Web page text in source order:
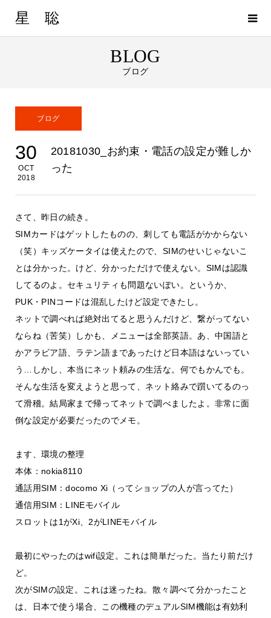
星 聡
BLOG
ブログ
ブログ
30
OCT
2018
20181030_お約束・電話の設定が難しか
った
さて、昨日の続き。
SIMカードはゲットしたものの、刺しても電話がかからない
（笑）キッズケータイは使えたので、SIMのせいじゃないこ
とは分かった。けど、分かっただけで使えない。SIMは認識
してるのよ。セキュリティも問題ないぽい。というか、
PUK・PINコードは混乱したけど設定できたし。
ネットで調べれば絶対出てると思うんだけど、繋がってない
ならね（苦笑）しかも、メニューは全部英語。あ、中国語と
かアラビア語、ラテン語まであったけど日本語はないってい
う…しかし、本当にネット頼みの生活な。何でもかんでも。
そんな生活を変えようと思って、ネット絡みで躓いてるのっ
て滑稽。結局家まで帰ってネットで調べましたよ。非常に面
倒な設定が必要だったのでメモ。
ます、環境の整理
本体：nokia8110
通話用SIM：docomo Xi（ってショップの人が言ってた）
通信用SIM：LINEモバイル
スロットは1がXi、2がLINEモバイル
最初にやったのはwifi設定。これは簡単だった。当たり前だけ
ど。
次がSIMの設定。これは迷ったね。散々調べて分かったこと
は、日本で使う場合、この機種のデュアルSIM機能は有効利